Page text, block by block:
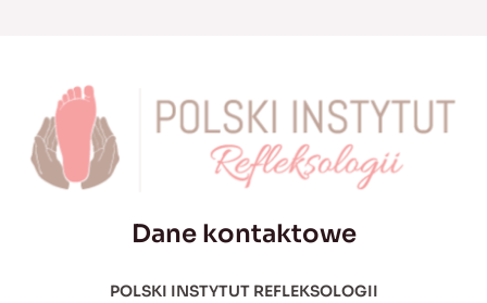
Dane kontaktowe
POLSKI INSTYTUT REFLEKSOLOGII